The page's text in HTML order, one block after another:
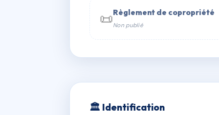
📞 Contacter Syndic Digital
📜Règlement de copropriété
Non publié
🏛 Identification